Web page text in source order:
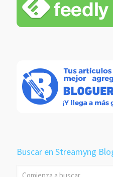
Buscar en Streamyng